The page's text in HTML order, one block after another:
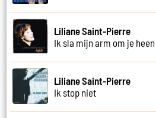
Liliane Saint-Pierre
Ik sla mijn arm om je heen
Liliane Saint-Pierre
Ik stop niet